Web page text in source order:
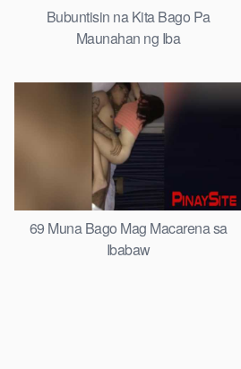
Bubuntisin na Kita Bago Pa
Maunahan ng Iba
69 Muna Bago Mag Macarena sa
Ibabaw